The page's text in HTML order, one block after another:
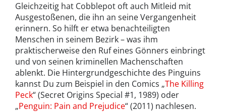
Gleichzeitig hat Cobblepot oft auch Mitleid mit
Ausgestoßenen, die ihn an seine Vergangenheit
erinnern. So hilft er etwa benachteiligten
Menschen in seinem Bezirk – was ihm
praktischerweise den Ruf eines Gönners einbringt
und von seinen kriminellen Machenschaften
ablenkt. Die Hintergrundgeschichte des Pinguins
kannst Du zum Beispiel in den Comics „The Killing
Peck“ (Secret Origins Special #1, 1989) oder
„Penguin: Pain and Prejudice“ (2011) nachlesen.